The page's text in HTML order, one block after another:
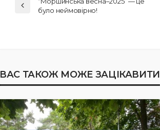
було неймовірно!
ВАС ТАКОЖ МОЖЕ ЗАЦІКАВИТИ